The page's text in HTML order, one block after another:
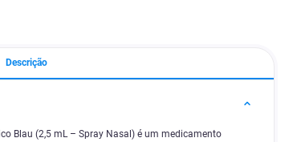
Descrição
Blau (2,5 mL – Spray Nasal) é um medicamento